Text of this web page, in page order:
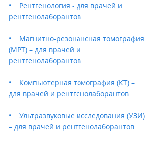
•    Рентгенология - для врачей и
рентгенолаборантов
•    Магнитно-резонансная томография
(МРТ) – для врачей и
рентгенолаборантов
•    Компьютерная томография (КТ) –
для врачей и рентгенолаборантов
•    Ультразвуковые исследования (УЗИ)
– для врачей и рентгенолаборантов